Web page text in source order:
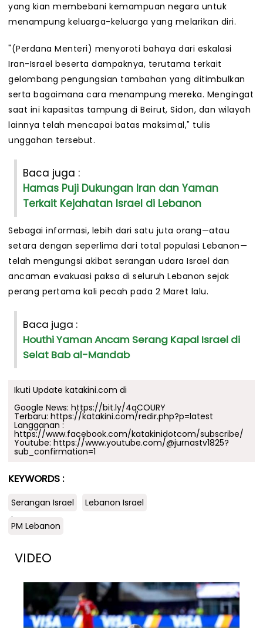
yang kian membebani kemampuan negara untuk
menampung keluarga-keluarga yang melarikan diri.
"(Perdana Menteri) menyoroti bahaya dari eskalasi
Iran-Israel beserta dampaknya, terutama terkait
gelombang pengungsian tambahan yang ditimbulkan
serta bagaimana cara menampung mereka. Mengingat
saat ini kapasitas tampung di Beirut, Sidon, dan wilayah
lainnya telah mencapai batas maksimal," tulis
unggahan tersebut.
Baca juga :
Hamas Puji Dukungan Iran dan Yaman
Terkait Kejahatan Israel di Lebanon
Sebagai informasi, lebih dari satu juta orang—atau
setara dengan seperlima dari total populasi Lebanon—
telah mengungsi akibat serangan udara Israel dan
ancaman evakuasi paksa di seluruh Lebanon sejak
perang pertama kali pecah pada 2 Maret lalu.
Baca juga :
Houthi Yaman Ancam Serang Kapal Israel di
Selat Bab al-Mandab
Ikuti Update katakini.com di
Google News: https://bit.ly/4qCOURY
Terbaru: https://katakini.com/redir.php?p=latest
Langganan :
https://www.facebook.com/katakinidotcom/subscribe/
Youtube: https://www.youtube.com/@jurnastv1825?
sub_confirmation=1
KEYWORDS :
Serangan Israel
Lebanon Israel
.
PM Lebanon
VIDEO